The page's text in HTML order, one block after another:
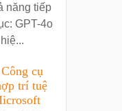
năng tiếp
GPT-4o
cụ
trí tuệ